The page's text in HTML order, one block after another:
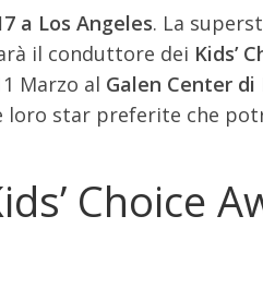
a Los Angeles. La
il conduttore dei Kids’
Marzo al Galen Center di
loro star preferite che
Choice